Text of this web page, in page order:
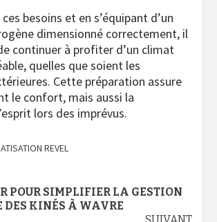
besoins et en s’équipant d’un
dimensionné correctement, il
continuer à profiter d’un climat
quelles que soient les
Cette préparation assure
le confort, mais aussi la
lors des imprévus.
REVEL
POUR SIMPLIFIER LA GESTION
DES KINÉS À WAVRE
SUIVANT